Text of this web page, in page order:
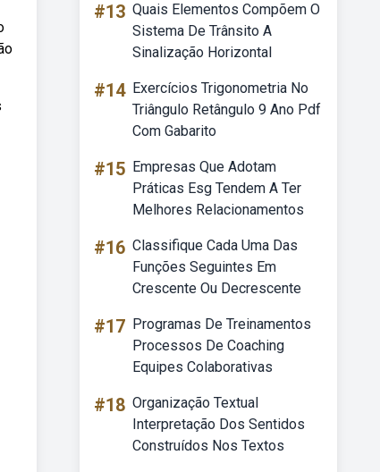
#13 Quais Elementos Compõem O
Sistema De Trânsito A
Sinalização Horizontal
#14 Exercícios Trigonometria No
Triângulo Retângulo 9 Ano Pdf
Com Gabarito
#15 Empresas Que Adotam
Práticas Esg Tendem A Ter
Melhores Relacionamentos
#16 Classifique Cada Uma Das
Funções Seguintes Em
Crescente Ou Decrescente
#17 Programas De Treinamentos
Processos De Coaching
Equipes Colaborativas
#18 Organização Textual
Interpretação Dos Sentidos
Construídos Nos Textos